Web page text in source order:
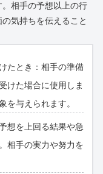
相手の予想以上の行
気持ちを伝えること
たとき：相手の準備
けた場合に使用しま
を与えられます。
想を上回る結果や急
相手の実力や努力を